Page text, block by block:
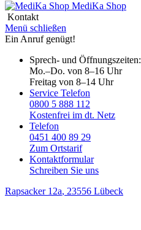
MediKa Shop
Kontakt
Menü schließen
Ein Anruf genügt!
Sprech- und Öffnungszeiten:
Mo.–Do. von 8–16 Uhr
Freitag von 8–14 Uhr
Service Telefon
0800 5 888 112
Kostenfrei im dt. Netz
Telefon
0451 400 89 29
Zum Ortstarif
Kontaktformular
Schreiben Sie uns
Rapsacker 12a, 23556 Lübeck